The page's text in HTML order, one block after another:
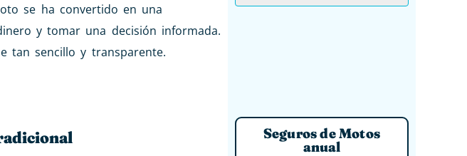
se ha convertido en una
y tomar una decisión informada.
tan sencillo y transparente.
Seguros de Motos
anual